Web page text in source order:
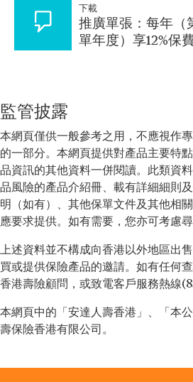
下載
推廣單張：每年（
單年度）享12%保
監管披露
本網頁僅供一般參考之用，不應視作
的一部分。本網頁提供對產品主要特
品資訊的其他資料一併閱讀。此類資
品風險的產品介紹冊、載有詳細細則
明（如有）、其他保單文件及其他相
應要求提供。如有需要，您亦可考慮
上述資料並不構成向香港以外地區出
買或提供保險產品的邀請。如有任何
香港壽險顧問，或致電客戶服務熱線
本網頁中的「安達人壽香港」、「本
壽保險香港有限公司。